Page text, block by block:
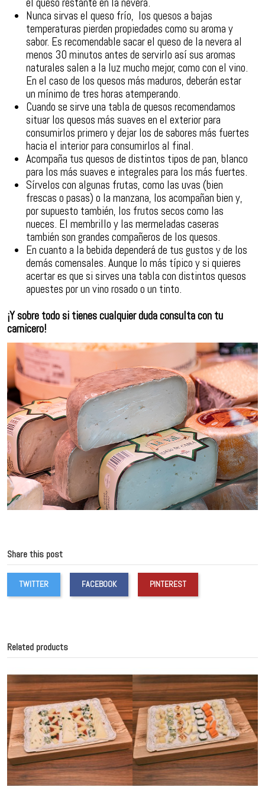
Nunca sirvas el queso frío, los quesos a bajas
temperaturas pierden propiedades como su aroma y
sabor. Es recomendable sacar el queso de la nevera al
menos 30 minutos antes de servirlo así sus aromas
naturales salen a la luz mucho mejor, como con el vino.
En el caso de los quesos más maduros, deberán estar
un mínimo de tres horas atemperando.
Cuando se sirve una tabla de quesos recomendamos
situar los quesos más suaves en el exterior para
consumirlos primero y dejar los de sabores más fuertes
hacia el interior para consumirlos al final.
Acompaña tus quesos de distintos tipos de pan, blanco
para los más suaves e integrales para los más fuertes.
Sírvelos con algunas frutas, como las uvas (bien
frescas o pasas) o la manzana, los acompañan bien y,
por supuesto también, los frutos secos como las
nueces. El membrillo y las mermeladas caseras
también son grandes compañeros de los quesos.
En cuanto a la bebida dependerá de tus gustos y de los
demás comensales. Aunque lo más típico y si quieres
acertar es que si sirves una tabla con distintos quesos
apuestes por un vino rosado o un tinto.
¡Y sobre todo si tienes cualquier duda consulta con tu
carnicero!
Share this post
TWITTER FACEBOOK PINTEREST
Related products